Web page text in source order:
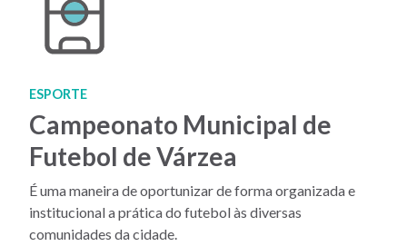
ESPORTE
Campeonato Municipal de
Futebol de Várzea
É uma maneira de oportunizar de forma organizada e
institucional a prática do futebol às diversas
comunidades da cidade.